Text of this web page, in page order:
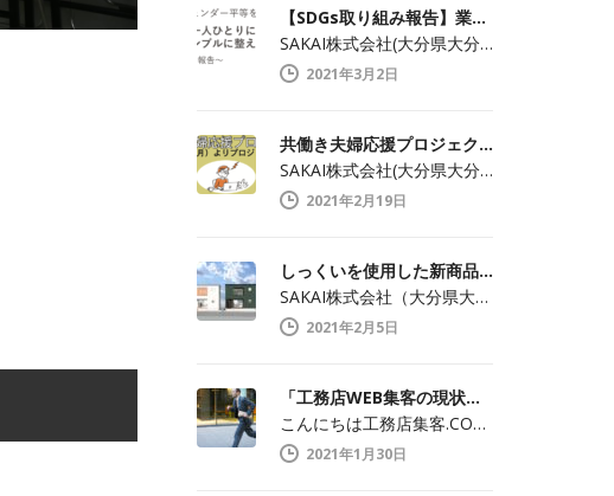
【SDGs取り組み報告】業界にとらわれずジェンダー平等を実現
SAKAI株式会社(大分県大分市中戸次／…
2021年3月2日
共働き夫婦応援プロジェクト開始！
SAKAI株式会社(大分県大分市中戸次／…
2021年2月19日
しっくいを使用した新商品2月8日（月）より発売開始
SAKAI株式会社（大分県大分市中戸次/…
2021年2月5日
「工務店WEB集客の現状」 現実・現場を改めて知ること
こんにちは工務店集客.COMの渡辺です。…
2021年1月30日